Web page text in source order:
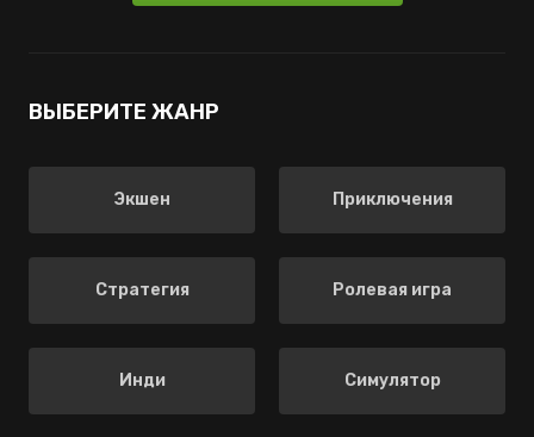
ВЫБЕРИТЕ ЖАНР
Экшен Приключения
Стратегия Ролевая игра
Инди Симулятор